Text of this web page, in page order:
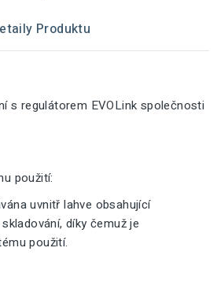
Produktu
s regulátorem EVOLink společnosti
použití:
uvnitř lahve obsahující
díky čemuž je
použití.